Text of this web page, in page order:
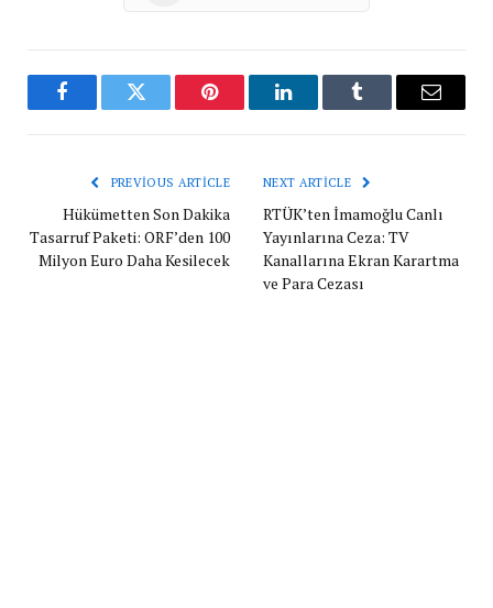
FacebookTwitter Pinterest LinkedInTumblr Email
PREVIOUS ARTICLE
Hükümetten Son Dakika
Tasarruf Paketi: ORF’den 100
Milyon Euro Daha Kesilecek
NEXT ARTICLE
RTÜK’ten İmamoğlu Canlı
Yayınlarına Ceza: TV
Kanallarına Ekran Karartma
ve Para Cezası